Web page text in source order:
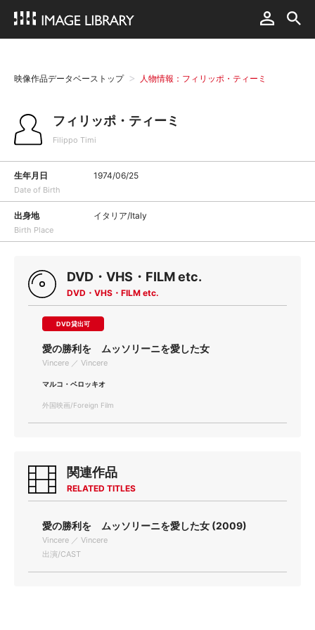
映像作品データベーストップ 人物情報：フィリッポ・ティーミ
フィリッポ・ティーミ
Filippo Timi
生年月日
Date of Birth
1974/06/25
出身地
Birth Place
イタリア/Italy
DVD・VHS・FILM etc.
DVD・VHS・FILM etc.
DVD貸出可
愛の勝利を ムッソリーニを愛した女
Vincere ／ Vincere
マルコ・ベロッキオ
外国映画/Foreign Film
関連作品
RELATED TITLES
愛の勝利を ムッソリーニを愛した女 (2009)
Vincere ／ Vincere
出演/CAST